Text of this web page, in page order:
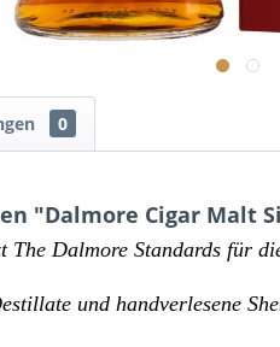
0
"Dalmore Cigar Malt
The Dalmore Standards für
und handverlesene